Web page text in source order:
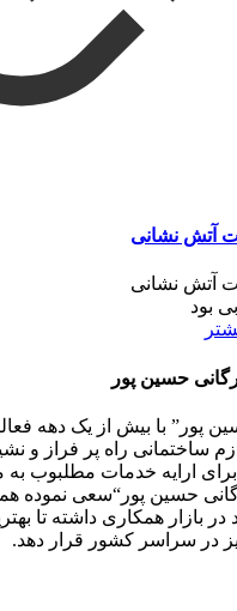
آتش نشانی
آتش نشانی
بود
حسین پور
پور” با بیش از یک دهه
ساختمانی راه پر فراز و
ارایه خدمات مطلبوب
حسین پور“سعی نموده
در بازار همکاری داشته تا
در سراسر کشور قرار دهد.